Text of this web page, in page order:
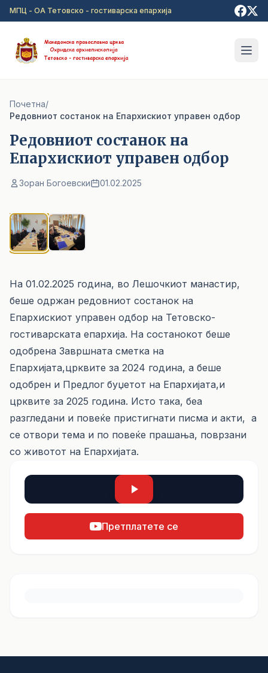
Прејди на главна содржина
МПЦ - ОА Тетовско - гостиварска епархија
Почетна/
Pедовниот состанок на Епархискиот управен одбор
Pедовниот состанок на
Епархискиот управен одбор
Зоран Богоевски 01.02.2025
На 01.02.2025 година, во Лешочкиот манастир,
беше одржан редовниот состанок на
Епархискиот управен одбор на Тетовско-
гостиварската епархија. На состанокот беше
одобрена Завршната сметка на
Епархијата,црквите за 2024 година, а беше
одобрен и Предлог буџетот на Епархијата,и
црквите за 2025 година. Исто така, беа
разгледани и повеќе пристигнати писма и акти, а
се отвори тема и по повеќе прашања, поврзани
со животот на Епархијата.
Претплатете се